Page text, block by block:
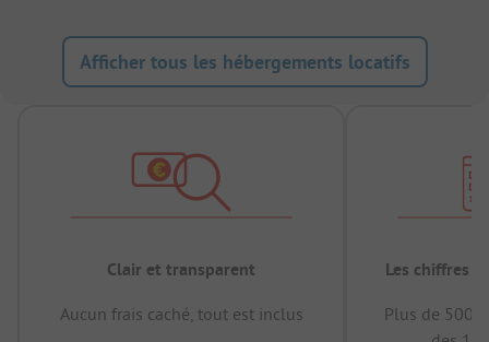
Afficher tous les hébergements locatifs
Clair et transparent
Aucun frais caché, tout est inclus
Les chiffres
Plus de